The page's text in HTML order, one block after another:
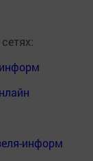
информ